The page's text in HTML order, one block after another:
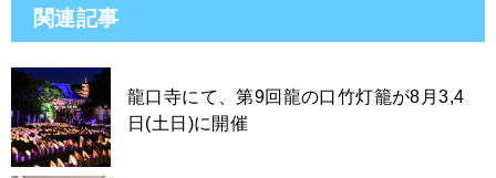
関連記事
龍口寺にて、第9回龍の口竹灯籠が8月3,4
日(土日)に開催